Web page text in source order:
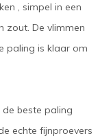
, simpel in een
zout. De vlimmen
paling is klaar om
beste paling
echte fijnproevers